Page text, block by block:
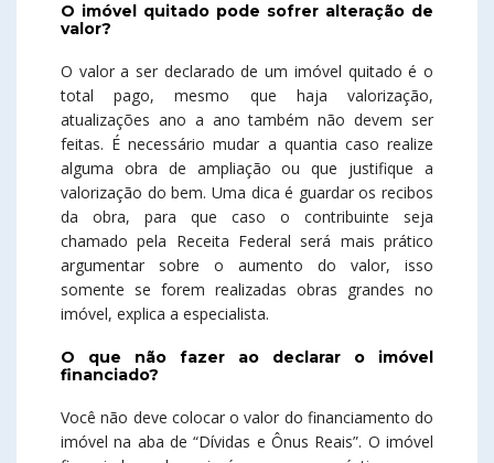
O imóvel quitado pode sofrer alteração de
valor?
O valor a ser declarado de um imóvel quitado é o
total pago, mesmo que haja valorização,
atualizações ano a ano também não devem ser
feitas. É necessário mudar a quantia caso realize
alguma obra de ampliação ou que justifique a
valorização do bem. Uma dica é guardar os recibos
da obra, para que caso o contribuinte seja
chamado pela Receita Federal será mais prático
argumentar sobre o aumento do valor, isso
somente se forem realizadas obras grandes no
imóvel, explica a especialista.
O que não fazer ao declarar o imóvel
financiado?
Você não deve colocar o valor do financiamento do
imóvel na aba de “Dívidas e Ônus Reais”. O imóvel